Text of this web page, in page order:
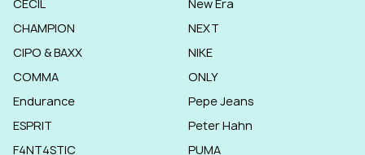
CECIL
CHAMPION
CIPO & BAXX
COMMA
Endurance
ESPRIT
F4NT4STIC
New Era
NEXT
NIKE
ONLY
Pepe Jeans
Peter Hahn
PUMA